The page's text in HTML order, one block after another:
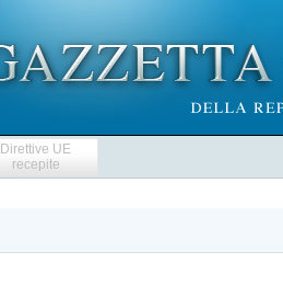
Direttive UE
recepite